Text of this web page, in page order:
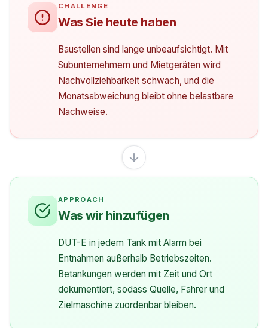
Was Sie heute haben
Baustellen sind lange unbeaufsichtigt. Mit
Subunternehmern und Mietgeräten wird
Nachvollziehbarkeit schwach, und die
Monatsabweichung bleibt ohne belastbare
Nachweise.
Was wir hinzufügen
DUT-E in jedem Tank mit Alarm bei
Entnahmen außerhalb Betriebszeiten.
Betankungen werden mit Zeit und Ort
dokumentiert, sodass Quelle, Fahrer und
Zielmaschine zuordenbar bleiben.